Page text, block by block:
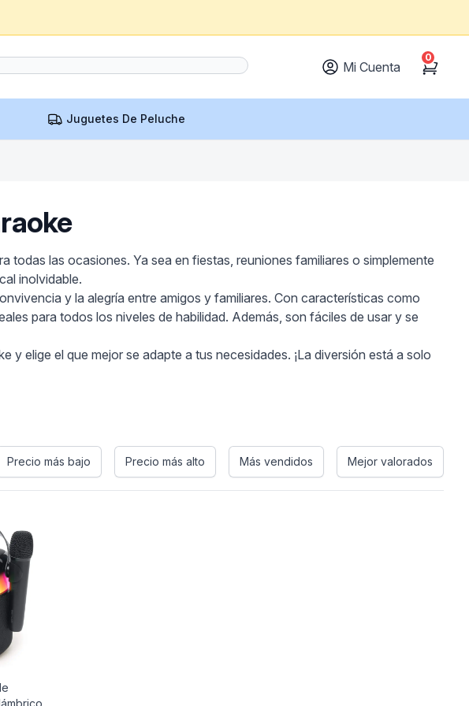
Mi Cuenta Cart
0
Juguetes De Peluche
las ocasiones. Ya sea en fiestas, reuniones familiares o simplemente
inolvidable.
y la alegría entre amigos y familiares. Con características como
para todos los niveles de habilidad. Además, son fáciles de usar y se
y elige el que mejor se adapte a tus necesidades. ¡La diversión está a solo
Precio más bajo Precio más alto Más vendidos Mejor valorados